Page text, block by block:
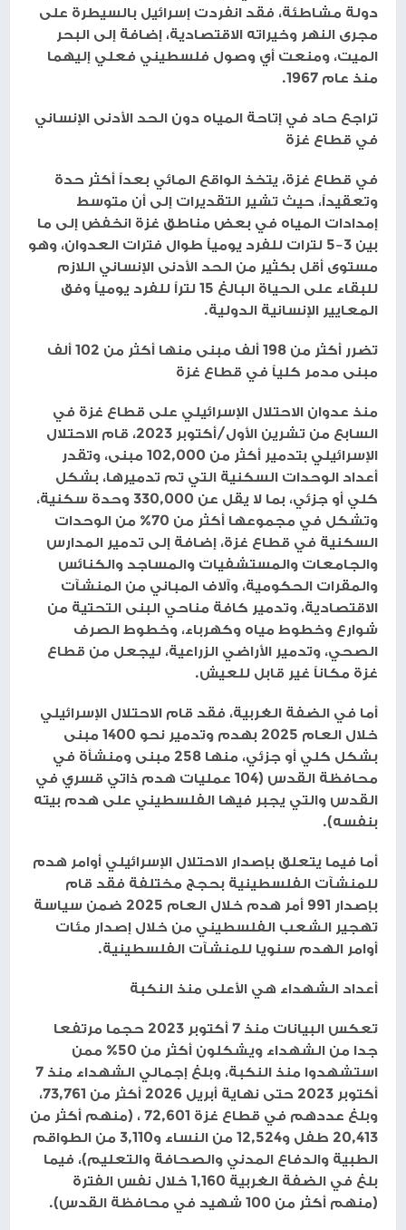
دولة مشاطئة، فقد انفردت إسرائيل بالسيطرة على
مجرى النهر وخيراته الاقتصادية، إضافة إلى البحر
الميت، ومنعت أي وصول فلسطيني فعلي إليهما
منذ عام 1967.
تراجع حاد في إتاحة المياه دون الحد الأدنى الإنساني
في قطاع غزة
في قطاع غزة، يتخذ الواقع المائي بعداً أكثر حدة
وتعقيداً، حيث تشير التقديرات إلى أن متوسط
إمدادات المياه في بعض مناطق غزة انخفض إلى ما
بين 3–5 لترات للفرد يومياً طوال فترات العدوان، وهو
مستوى أقل بكثير من الحد الأدنى الإنساني اللازم
للبقاء على الحياة البالغ 15 لتراً للفرد يومياً وفق
المعايير الإنسانية الدولية.
تضرر أكثر من 198 ألف مبنى منها أكثر من 102 ألف
مبنى مدمر كلياً في قطاع غزة
منذ عدوان الاحتلال الإسرائيلي على قطاع غزة في
السابع من تشرين الأول/أكتوبر 2023، قام الاحتلال
الإسرائيلي بتدمير أكثر من 102,000 مبنى، وتقدر
أعداد الوحدات السكنية التي تم تدميرها، بشكل
كلي أو جزئي، بما لا يقل عن 330,000 وحدة سكنية،
وتشكل في مجموعها أكثر من 70% من الوحدات
السكنية في قطاع غزة، إضافة إلى تدمير المدارس
والجامعات والمستشفيات والمساجد والكنائس
والمقرات الحكومية، وآلاف المباني من المنشآت
الاقتصادية، وتدمير كافة مناحي البنى التحتية من
شوارع وخطوط مياه وكهرباء، وخطوط الصرف
الصحي، وتدمير الأراضي الزراعية، ليجعل من قطاع
غزة مكاناً غير قابل للعيش.
أما في الضفة الغربية، فقد قام الاحتلال الإسرائيلي
خلال العام 2025 بهدم وتدمير نحو 1400 مبنى
بشكل كلي أو جزئي، منها 258 مبنى ومنشأة في
محافظة القدس (104 عمليات هدم ذاتي قسري في
القدس والتي يجبر فيها الفلسطيني على هدم بيته
بنفسه).
أما فيما يتعلق بإصدار الاحتلال الإسرائيلي أوامر هدم
للمنشآت الفلسطينية بحجج مختلفة فقد قام
بإصدار 991 أمر هدم خلال العام 2025 ضمن سياسة
تهجير الشعب الفلسطيني من خلال إصدار مئات
أوامر الهدم سنويا للمنشآت الفلسطينية.
أعداد الشهداء هي الأعلى منذ النكبة
تعكس البيانات منذ 7 أكتوبر 2023 حجما مرتفعا
جدا من الشهداء ويشكلون أكثر من 50% ممن
استشهدوا منذ النكبة، وبلغ إجمالي الشهداء منذ 7
أكتوبر 2023 حتى نهاية أبريل 2026 أكثر من 73,761،
وبلغ عددهم في قطاع غزة 72,601 ، (منهم أكثر من
20,413 طفل و12,524 من النساء و3,110 من الطواقم
الطبية والدفاع المدني والصحافة والتعليم)، فيما
بلغ في الضفة الغربية 1,160 خلال نفس الفترة
(منهم أكثر من 100 شهيد في محافظة القدس).